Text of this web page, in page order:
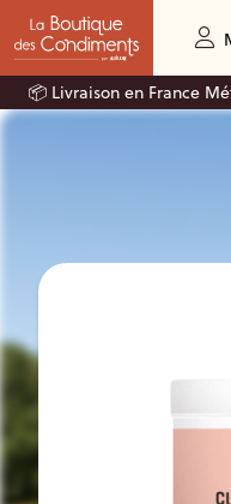
📦 Livraison en France